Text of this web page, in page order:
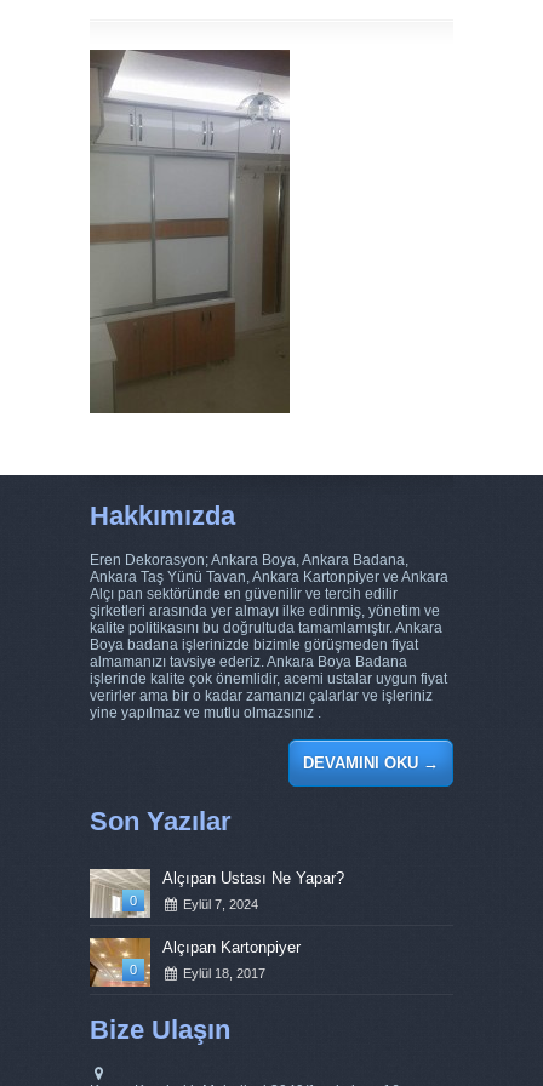
Hakkımızda
Eren Dekorasyon; Ankara Boya, Ankara Badana,
Ankara Taş Yünü Tavan, Ankara Kartonpiyer ve Ankara
Alçı pan sektöründe en güvenilir ve tercih edilir
şirketleri arasında yer almayı ilke edinmiş, yönetim ve
kalite politikasını bu doğrultuda tamamlamıştır. Ankara
Boya badana işlerinizde bizimle görüşmeden fiyat
almamanızı tavsiye ederiz. Ankara Boya Badana
işlerinde kalite çok önemlidir, acemi ustalar uygun fiyat
verirler ama bir o kadar zamanızı çalarlar ve işleriniz
yine yapılmaz ve mutlu olmazsınız .
DEVAMINI OKU→
Son Yazılar
0
Alçıpan Ustası Ne Yapar?
Eylül 7, 2024
0
Alçıpan Kartonpiyer
Eylül 18, 2017
Bize Ulaşın